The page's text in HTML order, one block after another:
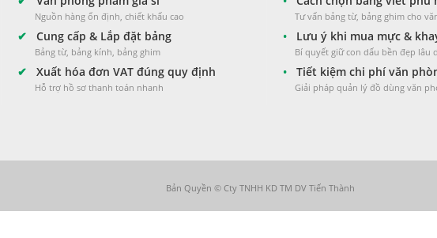
Nguồn hàng ổn định, chiết khấu cao
✔ Cung cấp & Lắp đặt bảng
Bảng từ, bảng kính, bảng ghim
✔ Xuất hóa đơn VAT đúng quy định
Hỗ trợ hồ sơ thanh toán nhanh
Tư vấn bảng từ, bảng ghim cho
• Lưu ý khi mua mực &
Bí quyết giữ con dấu bền đẹp lâu
• Tiết kiệm chi phí văn
Giải pháp quản lý đồ dùng văn
Bản Quyền © Cty TNHH KD TM DV Tiến Thành